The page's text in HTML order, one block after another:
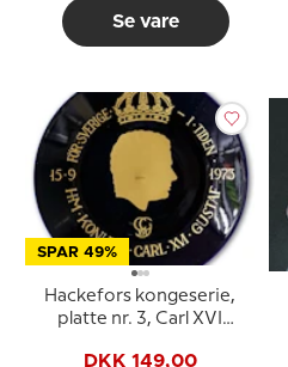
Se vare
SPAR 49%
Hackefors kongeserie,
platte nr. 3, Carl XVI
DKK 149,00